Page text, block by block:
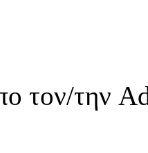
τον/την